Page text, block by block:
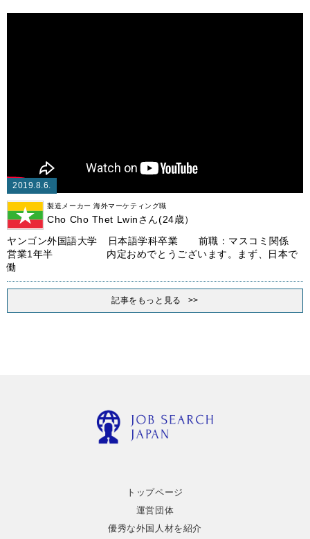
2019.8.6.
製造メーカー 海外マーケティング職
Cho Cho Thet Lwinさん(24歳）
ヤンゴン外国語大学 日本語学科卒業 前職：マスコミ関係
営業1年半 内定おめでとうございます。まず、日本で
働
記事をもっと見る
トップページ
運営団体
優秀な外国人材を紹介